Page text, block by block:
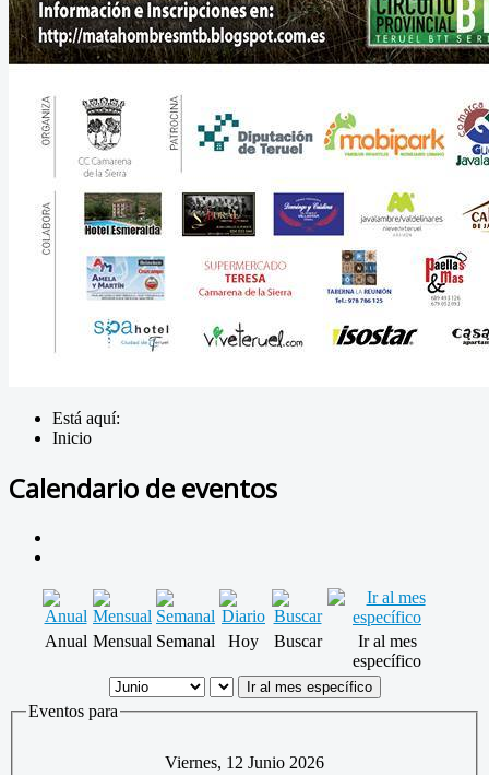
Está aquí:
Inicio
Calendario de eventos
Anual Mensual Semanal Hoy Buscar
Ir al mes
específico
Ir al mes específico
Eventos para
Viernes, 12 Junio 2026